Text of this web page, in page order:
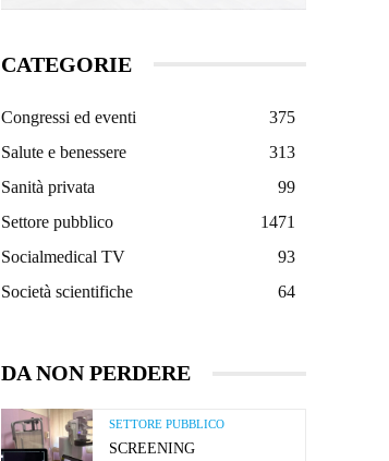
CATEGORIE
Congressi ed eventi
375
Salute e benessere
313
Sanità privata
99
Settore pubblico
1471
Socialmedical TV
93
Società scientifiche
64
DA NON PERDERE
SETTORE PUBBLICO
SCREENING